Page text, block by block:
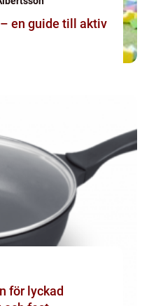
en guide till aktiv
för lyckad